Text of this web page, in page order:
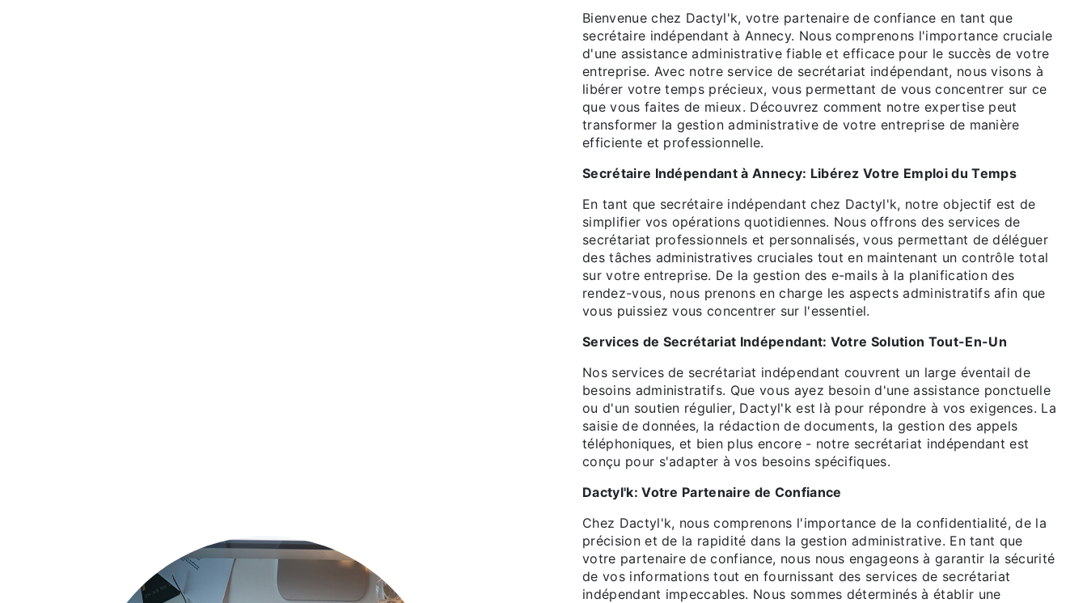
Bienvenue chez Dactyl'k, votre partenaire de confiance en tant que
secrétaire indépendant à Annecy. Nous comprenons l'importance cruciale
d'une assistance administrative fiable et efficace pour le succès de votre
entreprise. Avec notre service de secrétariat indépendant, nous visons à
libérer votre temps précieux, vous permettant de vous concentrer sur ce
que vous faites de mieux. Découvrez comment notre expertise peut
transformer la gestion administrative de votre entreprise de manière
efficiente et professionnelle.
Secrétaire Indépendant à Annecy: Libérez Votre Emploi du Temps
En tant que secrétaire indépendant chez Dactyl'k, notre objectif est de
simplifier vos opérations quotidiennes. Nous offrons des services de
secrétariat professionnels et personnalisés, vous permettant de déléguer
des tâches administratives cruciales tout en maintenant un contrôle total
sur votre entreprise. De la gestion des e-mails à la planification des
rendez-vous, nous prenons en charge les aspects administratifs afin que
vous puissiez vous concentrer sur l'essentiel.
Services de Secrétariat Indépendant: Votre Solution Tout-En-Un
Nos services de secrétariat indépendant couvrent un large éventail de
besoins administratifs. Que vous ayez besoin d'une assistance ponctuelle
ou d'un soutien régulier, Dactyl'k est là pour répondre à vos exigences. La
saisie de données, la rédaction de documents, la gestion des appels
téléphoniques, et bien plus encore - notre secrétariat indépendant est
conçu pour s'adapter à vos besoins spécifiques.
Dactyl'k: Votre Partenaire de Confiance
Chez Dactyl'k, nous comprenons l'importance de la confidentialité, de la
précision et de la rapidité dans la gestion administrative. En tant que
votre partenaire de confiance, nous nous engageons à garantir la sécurité
de vos informations tout en fournissant des services de secrétariat
indépendant impeccables. Nous sommes déterminés à établir une